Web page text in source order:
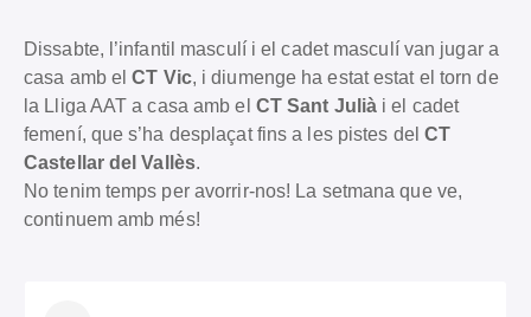
Dissabte, l’infantil masculí i el cadet masculí van jugar a
casa amb el CT Vic, i diumenge ha estat estat el torn de
la Lliga AAT a casa amb el CT Sant Julià i el cadet
femení, que s’ha desplaçat fins a les pistes del CT
Castellar del Vallès.
No tenim temps per avorrir-nos! La setmana que ve,
continuem amb més!